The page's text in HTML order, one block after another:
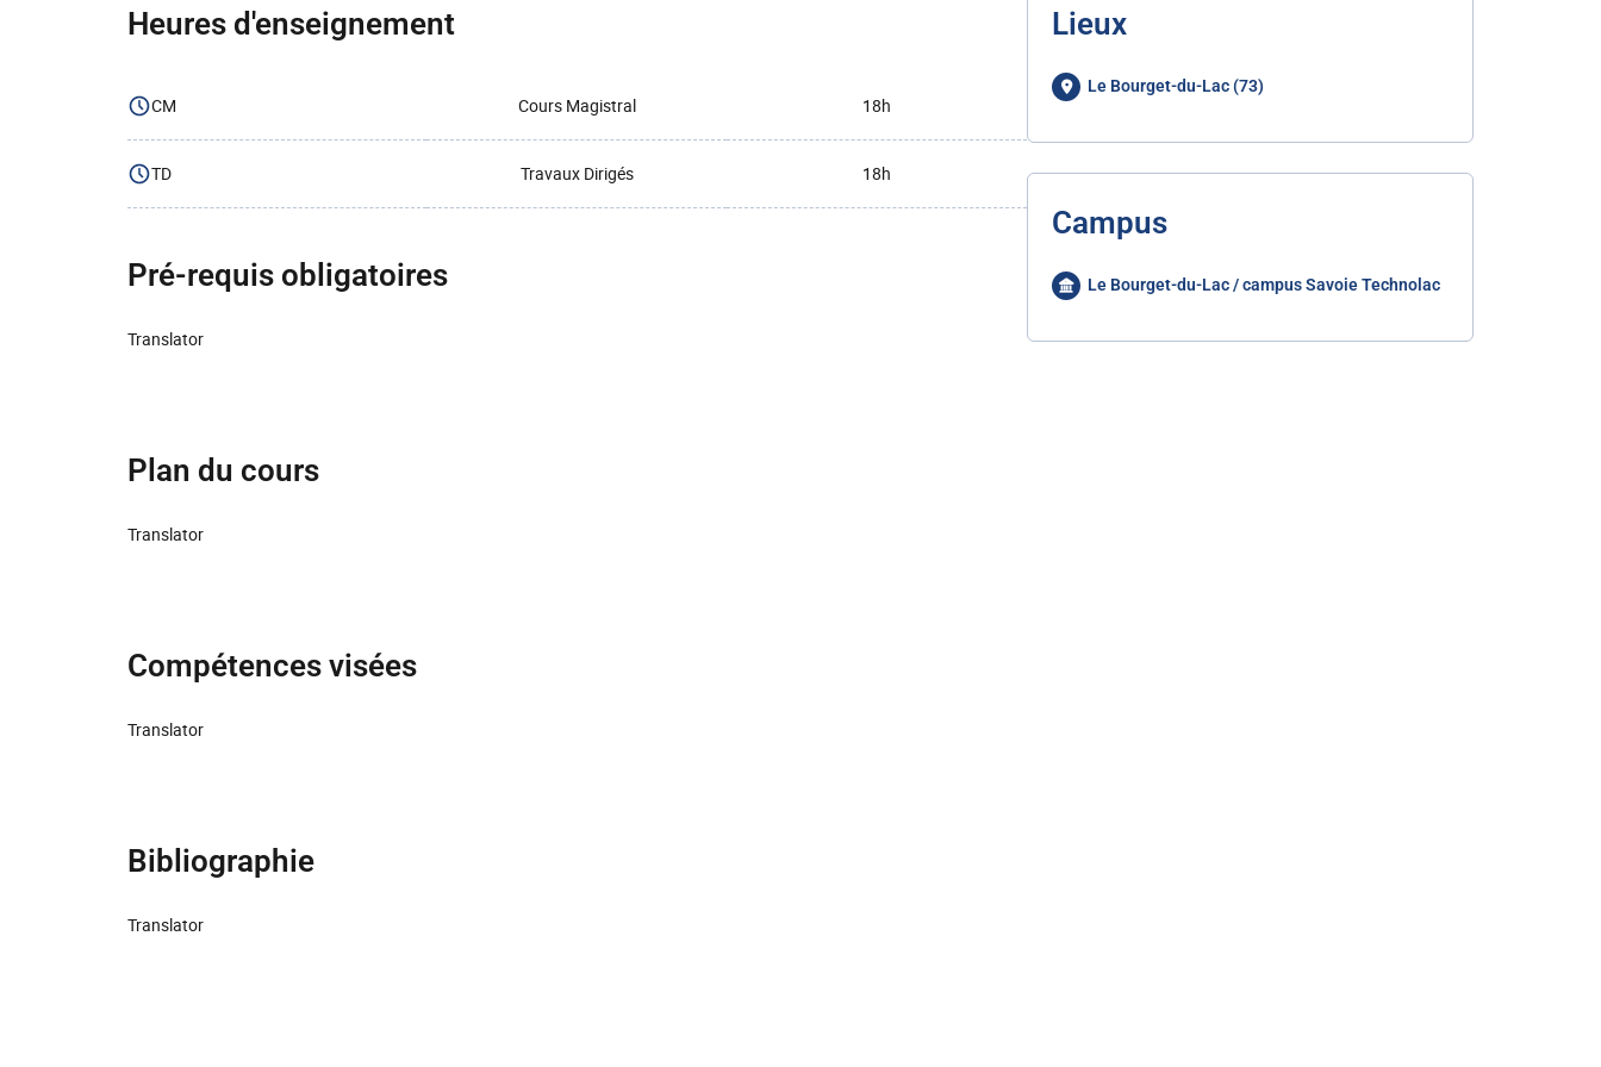
Heures d'enseignement
CM Cours Magistral 18h
TD Travaux Dirigés 18h
Pré-requis obligatoires
Translator
Plan du cours
Translator
Compétences visées
Translator
Bibliographie
Translator
Lieux
Le Bourget-du-Lac (73)
Campus
Le Bourget-du-Lac / campus Savoie Technolac